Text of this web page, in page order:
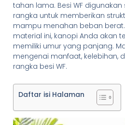
tahan lama. Besi WF
rangka untuk memberikan
mampu menahan beban
material ini, kanopi Anda akan
memiliki umur yang panjang.
mengenai manfaat, kelebihan,
rangka besi WF.
Daftar isi Halaman